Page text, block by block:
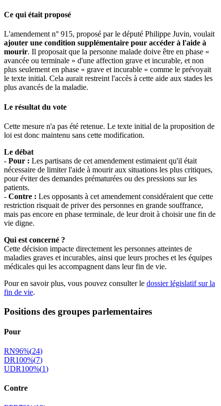
Ce qui était proposé
L'amendement n° 915, proposé par le député Philippe Juvin, voulait
ajouter une condition supplémentaire pour accéder à l'aide à
mourir. Il proposait que la personne malade doive être en phase «
avancée ou terminale » d'une affection grave et incurable, et non
plus seulement en phase « grave et incurable » comme le prévoyait
le texte initial. Cela aurait restreint l'accès à cette aide aux stades les
plus avancés de la maladie.
Le résultat du vote
Cette mesure n'a pas été retenue. Le texte initial de la proposition de
loi est donc maintenu sans cette modification.
Le débat
- Pour : Les partisans de cet amendement estimaient qu'il était
nécessaire de limiter l'aide à mourir aux situations les plus critiques,
pour éviter des demandes prématurées ou des pressions sur les
patients.
- Contre : Les opposants à cet amendement considéraient que cette
restriction risquait de priver des personnes en grande souffrance,
mais pas encore en phase terminale, de leur droit à choisir une fin de
vie digne.
Qui est concerné ?
Cette décision impacte directement les personnes atteintes de
maladies graves et incurables, ainsi que leurs proches et les équipes
médicales qui les accompagnent dans leur fin de vie.
Pour en savoir plus, vous pouvez consulter le dossier législatif sur la
fin de vie.
Positions des groupes parlementaires
Pour
RN96%(24)
DR100%(7)
UDR100%(1)
Contre